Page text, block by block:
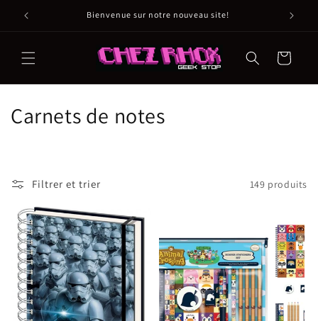
passer
Bienvenue sur notre nouveau site!
Panier
C
e
c
Carnets de notes
Filtrer et trier 149 produits